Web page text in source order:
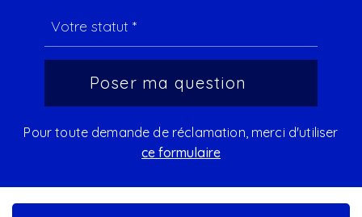
Pour toute demande de réclamation, merci d'utiliser
ce formulaire